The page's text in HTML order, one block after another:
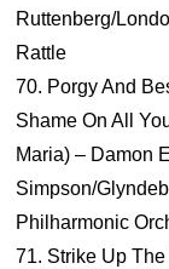
Ruttenberg/
Rattle
70. Porgy And
Shame On All
Maria) – Damon
Simpson/
Philharmonic
71. Strike Up